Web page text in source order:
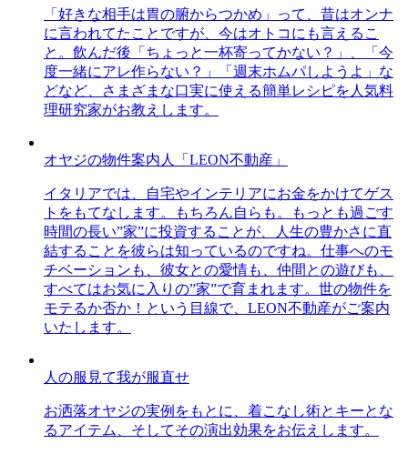
「好きな相手は胃の腑からつかめ」って、昔はオンナ
に言われてたことですが、今はオトコにも言えるこ
と。飲んだ後「ちょっと一杯寄ってかない？」、「今
度一緒にアレ作らない？」「週末ホムパしようよ」な
どなど、さまざまな口実に使える簡単レシピを人気料
理研究家がお教えします。
オヤジの物件案内人「LEON不動産」
イタリアでは、自宅やインテリアにお金をかけてゲス
トをもてなします。もちろん自らも。もっとも過ごす
時間の長い”家”に投資することが、人生の豊かさに直
結することを彼らは知っているのですね。仕事へのモ
チベーションも、彼女との愛情も、仲間との遊びも、
すべてはお気に入りの”家”で育まれます。世の物件を
モテるか否か！という目線で、LEON不動産がご案内
いたします。
人の服見て我が服直せ
お洒落オヤジの実例をもとに、着こなし術とキーとな
るアイテム、そしてその演出効果をお伝えします。